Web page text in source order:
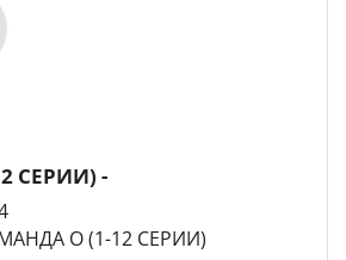
СЕРИИ) -
О (1-12 СЕРИИ)